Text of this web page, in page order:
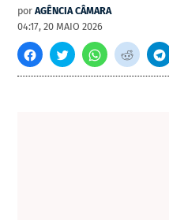
por AGÊNCIA CÂMARA
04:17, 20 MAIO 2026